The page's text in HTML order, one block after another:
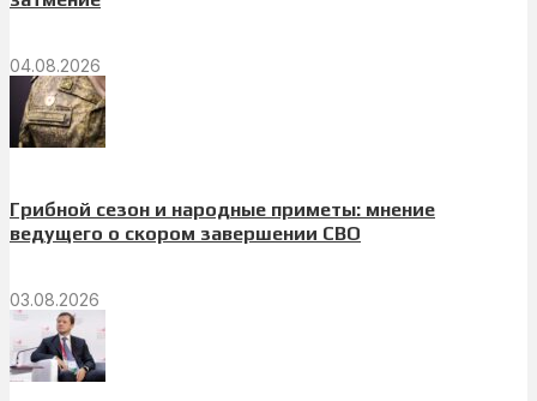
04.08.2026
Грибной сезон и народные приметы: мнение
ведущего о скором завершении СВО
03.08.2026